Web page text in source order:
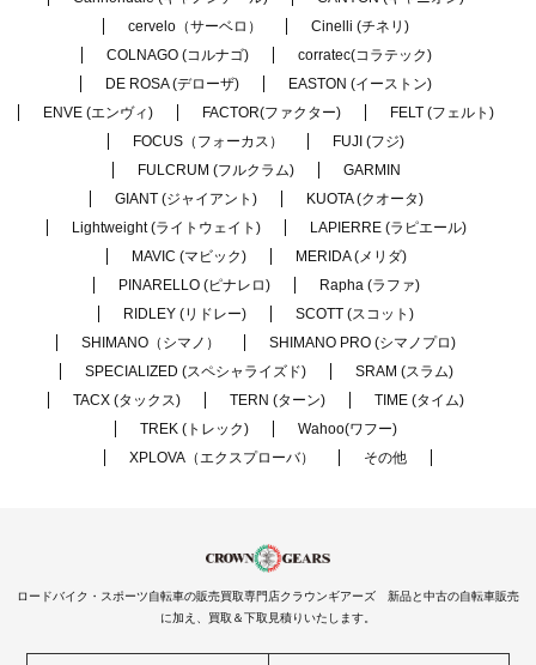
cervelo（サーベロ）
Cinelli (チネリ)
COLNAGO (コルナゴ)
corratec(コラテック)
DE ROSA (デローザ)
EASTON (イーストン)
ENVE (エンヴィ)
FACTOR(ファクター)
FELT (フェルト)
FOCUS（フォーカス）
FUJI (フジ)
FULCRUM (フルクラム)
GARMIN
GIANT (ジャイアント)
KUOTA (クオータ)
Lightweight (ライトウェイト)
LAPIERRE (ラピエール)
MAVIC (マビック)
MERIDA (メリダ)
PINARELLO (ピナレロ)
Rapha (ラファ)
RIDLEY (リドレー)
SCOTT (スコット)
SHIMANO（シマノ）
SHIMANO PRO (シマノプロ)
SPECIALIZED (スペシャライズド)
SRAM (スラム)
TACX (タックス)
TERN (ターン)
TIME (タイム)
TREK (トレック)
Wahoo(ワフー)
XPLOVA（エクスプローバ）
その他
ロードバイク・スポーツ自転車の販売買取専門店クラウンギアーズ 新品と中古の自転車販売
に加え、買取＆下取見積りいたします。